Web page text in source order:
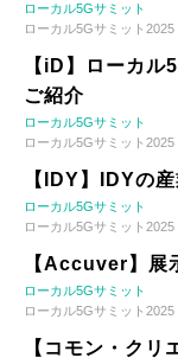
ローカル5Gサミット
ローカル5Gサミット2025
【iD】ローカ
ご紹介
ローカル5Gサミット
ローカル5Gサミット2025
【IDY】IDYの
ローカル5Gサミット
ローカル5Gサミット2025
【Accuver】展
ローカル5Gサミット
ローカル5Gサミット2025
【コモン・ク